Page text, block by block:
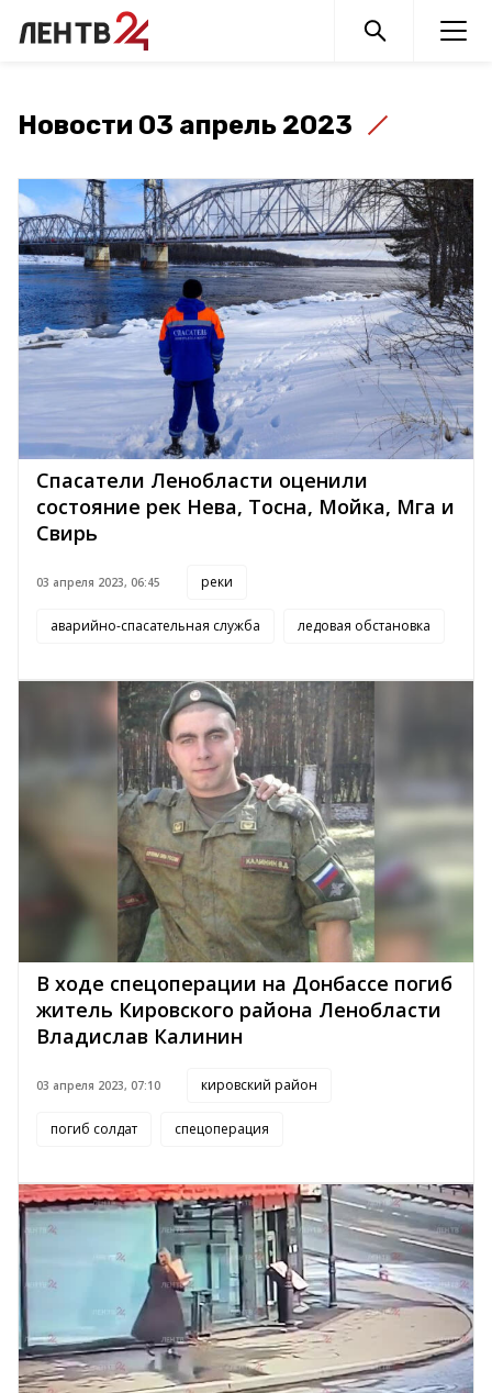
Новости 03 апрель 2023
Спасатели Ленобласти оценили
состояние рек Нева, Тосна, Мойка, Мга и
Свирь
03 апреля 2023, 06:45 реки
аварийно-спасательная служба ледовая обстановка
В ходе спецоперации на Донбассе погиб
житель Кировского района Ленобласти
Владислав Калинин
03 апреля 2023, 07:10 кировский район
погиб солдат спецоперация